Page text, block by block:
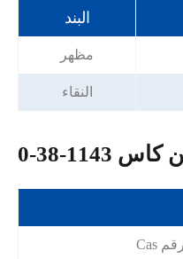
البند
مظهر
النقاء
38-0